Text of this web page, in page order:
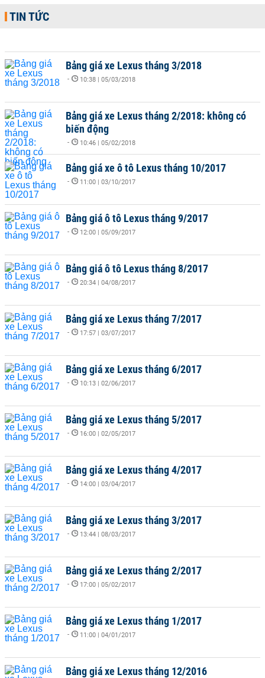
TIN TỨC
Bảng giá xe Lexus tháng 3/2018
- 10:38 | 05/03/2018
Bảng giá xe Lexus tháng 2/2018: không có
biến động
- 10:46 | 05/02/2018
Bảng giá xe ô tô Lexus tháng 10/2017
- 11:00 | 03/10/2017
Bảng giá ô tô Lexus tháng 9/2017
- 12:00 | 05/09/2017
Bảng giá ô tô Lexus tháng 8/2017
- 20:34 | 04/08/2017
Bảng giá xe Lexus tháng 7/2017
- 17:57 | 03/07/2017
Bảng giá xe Lexus tháng 6/2017
- 10:13 | 02/06/2017
Bảng giá xe Lexus tháng 5/2017
- 16:00 | 02/05/2017
Bảng giá xe Lexus tháng 4/2017
- 14:00 | 03/04/2017
Bảng giá xe Lexus tháng 3/2017
- 13:44 | 08/03/2017
Bảng giá xe Lexus tháng 2/2017
- 17:00 | 05/02/2017
Bảng giá xe Lexus tháng 1/2017
- 11:00 | 04/01/2017
Bảng giá xe Lexus tháng 12/2016